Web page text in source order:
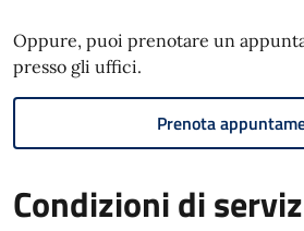
Oppure, puoi prenotare un
presso gli uffici.
Prenota
Condizioni di